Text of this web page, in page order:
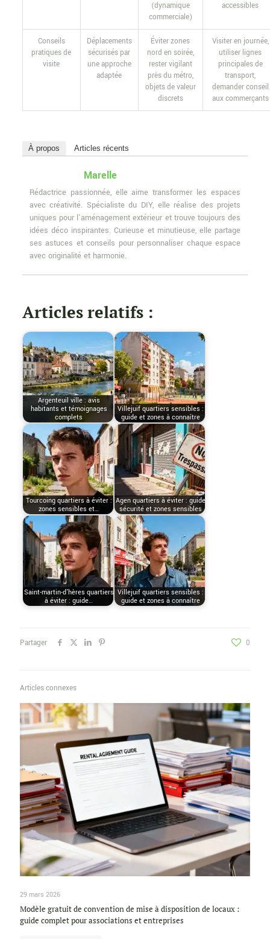
(dynamique
commerciale)
accessibles
Conseils
pratiques de
visite
Déplacements
sécurisés par
une approche
adaptée
Éviter zones
nord en soirée,
rester vigilant
près du métro,
objets de valeur
discrets
Visiter en journée,
utiliser lignes
principales de
transport,
demander conseil
aux commerçants
À propos Articles récents
Marelle
Rédactrice passionnée, elle aime transformer les espaces
avec créativité. Spécialiste du DIY, elle réalise des projets
uniques pour l'aménagement extérieur et trouve toujours des
idées déco inspirantes. Curieuse et minutieuse, elle partage
ses astuces et conseils pour personnaliser chaque espace
avec originalité et harmonie.
Articles relatifs :
Argenteuil ville : avis
habitants et témoignages
complets
Villejuif quartiers sensibles :
guide et zones à connaître
Tourcoing quartiers à éviter :
zones sensibles et…
Agen quartiers à éviter : guide
sécurité et zones sensibles
Saint-martin-d'hères quartiers
à éviter : guide…
Villejuif quartiers sensibles :
guide et zones à connaître
Partager 0
Articles connexes
29 mars 2026
Modèle gratuit de convention de mise à disposition de locaux :
guide complet pour associations et entreprises